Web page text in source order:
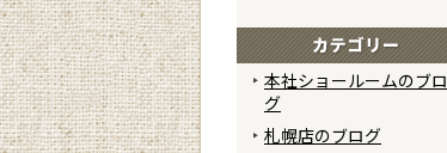
本社ショールームのブロ
グ
札幌店のブログ